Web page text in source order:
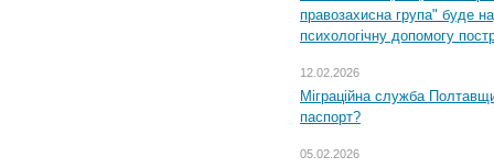
правозахисна група" буде
психологічну допомогу
12.02.2026
Міграційна служба
паспорт?
05.02.2026